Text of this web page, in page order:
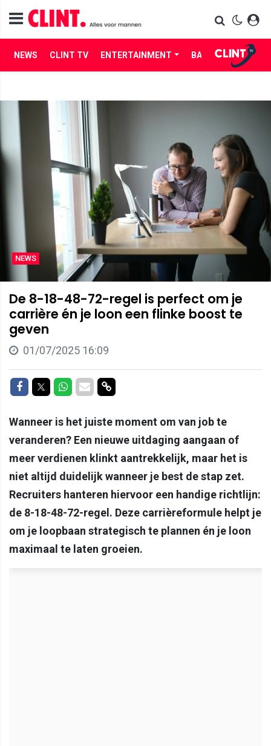
NEWS CLINT TV ENTERTAINMENT BABES LIFE
NEWS
De 8-18-48-72-regel is perfect om je
carrière én je loon een flinke boost te
geven
01/07/2025 16:09
Delen op Facebook
Delen op Twitter
Delen op Whatsapp
Delen via Mail
Delen via link
Wanneer is het juiste moment om van job te
veranderen? Een nieuwe uitdaging aangaan of
meer verdienen klinkt aantrekkelijk, maar het is
niet altijd duidelijk wanneer je best de stap zet.
Recruiters hanteren hiervoor een handige richtlijn:
de 8-18-48-72-regel. Deze carrièreformule helpt je
om je loopbaan strategisch te plannen én je loon
maximaal te laten groeien.